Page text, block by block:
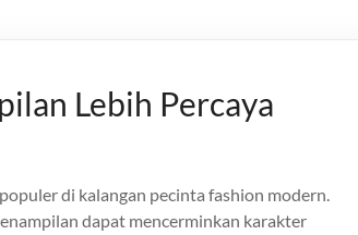
Lebih Percaya
di kalangan pecinta fashion modern.
dapat mencerminkan karakter